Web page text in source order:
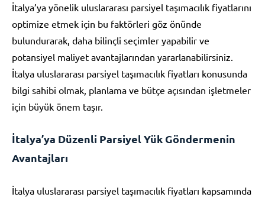
İtalya’ya yönelik uluslararası parsiyel taşımacılık fiyatlarını
optimize etmek için bu faktörleri göz önünde
bulundurarak, daha bilinçli seçimler yapabilir ve
potansiyel maliyet avantajlarından yararlanabilirsiniz.
İtalya uluslararası parsiyel taşımacılık fiyatları konusunda
bilgi sahibi olmak, planlama ve bütçe açısından işletmeler
için büyük önem taşır.
İtalya’ya Düzenli Parsiyel Yük Göndermenin
Avantajları
İtalya uluslararası parsiyel taşımacılık fiyatları kapsamında